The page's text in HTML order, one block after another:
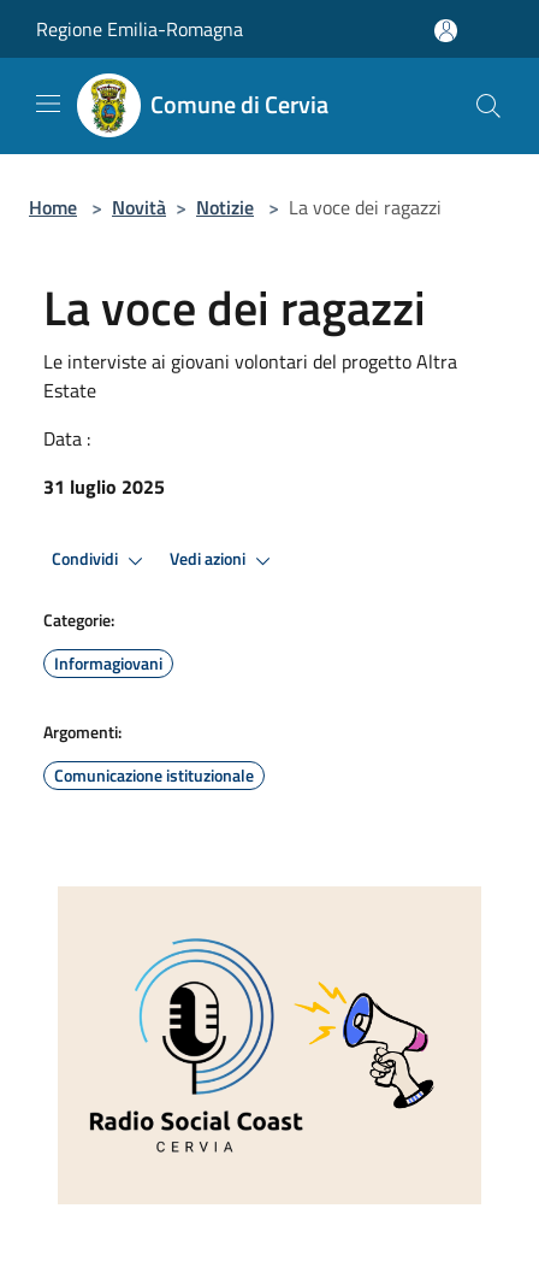
Regione Emilia-Romagna
Comune di Cervia
Home > Novità > Notizie > La voce dei ragazzi
La voce dei ragazzi
Le interviste ai giovani volontari del progetto Altra
Estate
Data :
31 luglio 2025
Condividi Vedi azioni
Categorie:
Informagiovani
Argomenti:
Comunicazione istituzionale